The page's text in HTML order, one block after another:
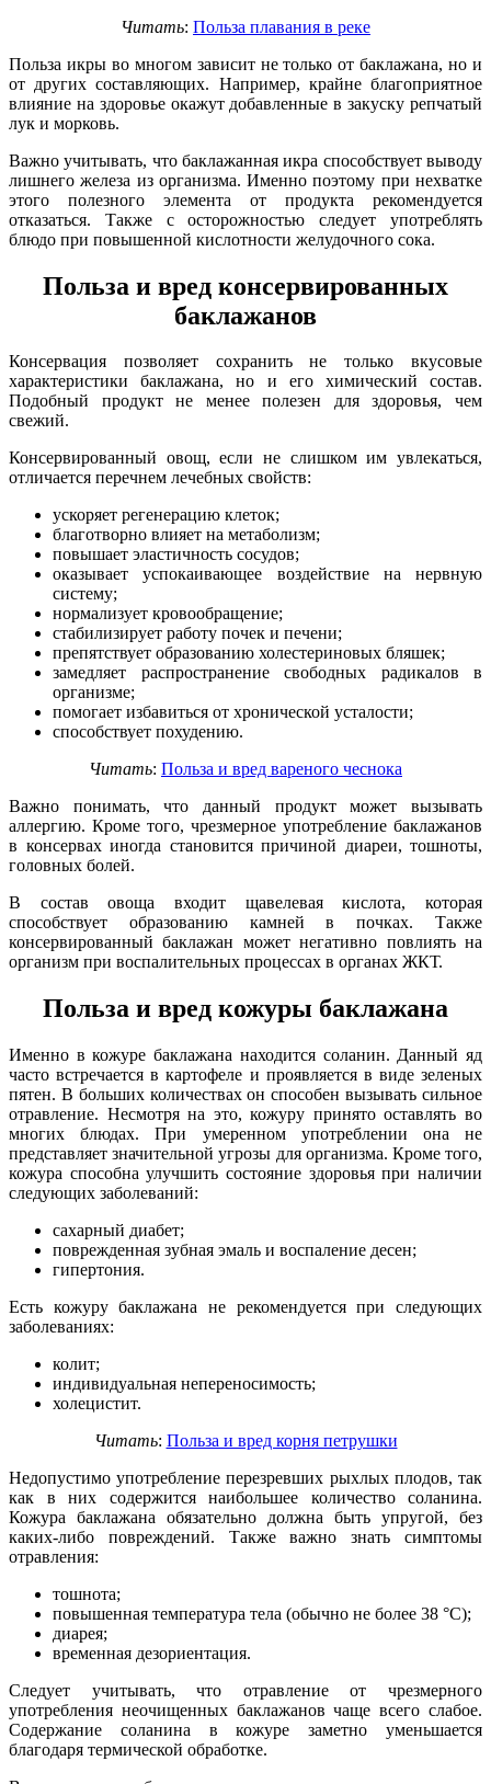
Читать: Польза плавания в реке
Польза икры во многом зависит не только от баклажана, но и
от других составляющих. Например, крайне благоприятное
влияние на здоровье окажут добавленные в закуску репчатый
лук и морковь.
Важно учитывать, что баклажанная икра способствует выводу
лишнего железа из организма. Именно поэтому при нехватке
этого полезного элемента от продукта рекомендуется
отказаться. Также с осторожностью следует употреблять
блюдо при повышенной кислотности желудочного сока.
Польза и вред консервированных
баклажанов
Консервация позволяет сохранить не только вкусовые
характеристики баклажана, но и его химический состав.
Подобный продукт не менее полезен для здоровья, чем
свежий.
Консервированный овощ, если не слишком им увлекаться,
отличается перечнем лечебных свойств:
ускоряет регенерацию клеток;
благотворно влияет на метаболизм;
повышает эластичность сосудов;
оказывает успокаивающее воздействие на нервную
систему;
нормализует кровообращение;
стабилизирует работу почек и печени;
препятствует образованию холестериновых бляшек;
замедляет распространение свободных радикалов в
организме;
помогает избавиться от хронической усталости;
способствует похудению.
Читать: Польза и вред вареного чеснока
Важно понимать, что данный продукт может вызывать
аллергию. Кроме того, чрезмерное употребление баклажанов
в консервах иногда становится причиной диареи, тошноты,
головных болей.
В состав овоща входит щавелевая кислота, которая
способствует образованию камней в почках. Также
консервированный баклажан может негативно повлиять на
организм при воспалительных процессах в органах ЖКТ.
Польза и вред кожуры баклажана
Именно в кожуре баклажана находится соланин. Данный яд
часто встречается в картофеле и проявляется в виде зеленых
пятен. В больших количествах он способен вызывать сильное
отравление. Несмотря на это, кожуру принято оставлять во
многих блюдах. При умеренном употреблении она не
представляет значительной угрозы для организма. Кроме того,
кожура способна улучшить состояние здоровья при наличии
следующих заболеваний:
сахарный диабет;
поврежденная зубная эмаль и воспаление десен;
гипертония.
Есть кожуру баклажана не рекомендуется при следующих
заболеваниях:
колит;
индивидуальная непереносимость;
холецистит.
Читать: Польза и вред корня петрушки
Недопустимо употребление перезревших рыхлых плодов, так
как в них содержится наибольшее количество соланина.
Кожура баклажана обязательно должна быть упругой, без
каких-либо повреждений. Также важно знать симптомы
отравления:
тошнота;
повышенная температура тела (обычно не более 38 °C);
диарея;
временная дезориентация.
Следует учитывать, что отравление от чрезмерного
употребления неочищенных баклажанов чаще всего слабое.
Содержание соланина в кожуре заметно уменьшается
благодаря термической обработке.